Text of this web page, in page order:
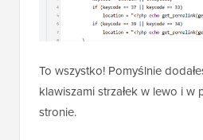
To wszystko! Pomyślnie
klawiszami strzałek w lewo i w
stronie.